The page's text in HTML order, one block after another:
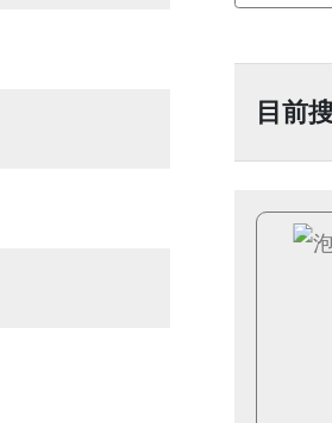
目前